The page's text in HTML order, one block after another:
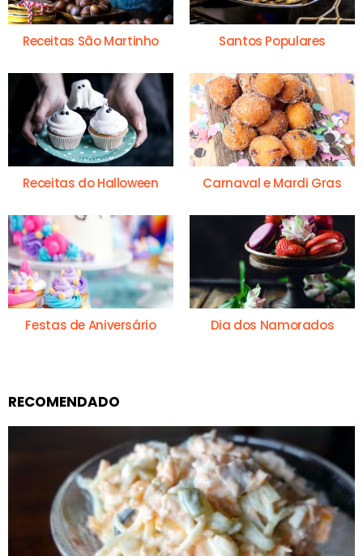
Receitas São Martinho Santos Populares
Receitas do Halloween Carnaval e Mardi Gras
Festas de Aniversário Dia dos Namorados
RECOMENDADO